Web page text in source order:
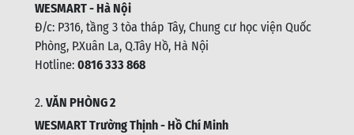
WESMART - Hà Nội
Đ/c: P316, tầng 3 tòa tháp Tây, Chung cư học viện Quốc
Phòng, P.Xuân La, Q.Tây Hồ, Hà Nội
Hotline: 0816 333 868
2. VĂN PHÒNG 2
WESMART Trường Thịnh - Hồ Chí Minh